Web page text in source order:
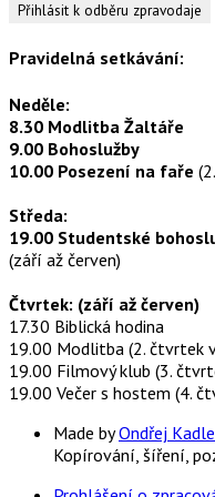
Pravidelná setkávání:
Neděle:
8.30 Modlitba Žaltáře
9.00 Bohoslužby
10.00 Posezení na faře
Středa:
19.00 Studentské
(září až červen)
Čtvrtek: (září až červen)
17.30 Biblická hodina
19.00 Modlitba (2. čtvrtek
19.00 Filmový klub (3.
19.00 Večer s hostem (4.
Made byOndřej
Kopírování, šíření,